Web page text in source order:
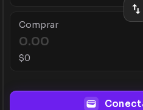
Comprar
$0